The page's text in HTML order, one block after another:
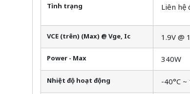
Tình trạng Liên hệ
VCE (trên) (Max) @ Vge, Ic 1.9V @
Power - Max 340W
Nhiệt độ hoạt động -40°C ~